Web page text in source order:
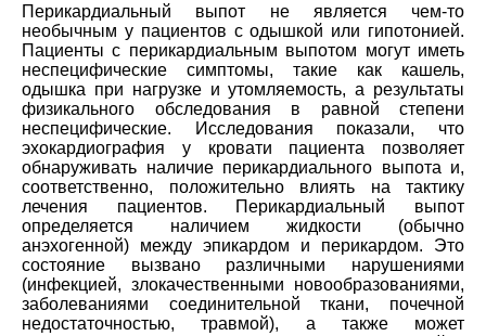
Перикардиальный выпот не является чем-то
необычным у пациентов с одышкой или гипотонией.
Пациенты с перикардиальным выпотом могут иметь
неспецифические симптомы, такие как кашель,
одышка при нагрузке и утомляемость, а результаты
физикального обследования в равной степени
неспецифические. Исследования показали, что
эхокардиография у кровати пациента позволяет
обнаруживать наличие перикардиального выпота и,
соответственно, положительно влиять на тактику
лечения пациентов. Перикардиальный выпот
определяется наличием жидкости (обычно
анэхогенной) между эпикардом и перикардом. Это
состояние вызвано различными нарушениями
(инфекцией, злокачественными новообразованиями,
заболеваниями соединительной ткани, почечной
недостаточностью, травмой), а также может